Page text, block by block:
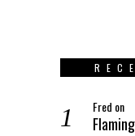
Fred on